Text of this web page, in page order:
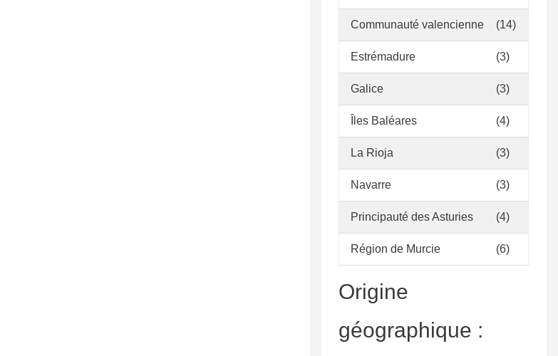
Communauté valencienne (14)
Estrémadure (3)
Galice (3)
Îles Baléares (4)
La Rioja (3)
Navarre (3)
Principauté des Asturies (4)
Région de Murcie (6)
Origine
géographique :